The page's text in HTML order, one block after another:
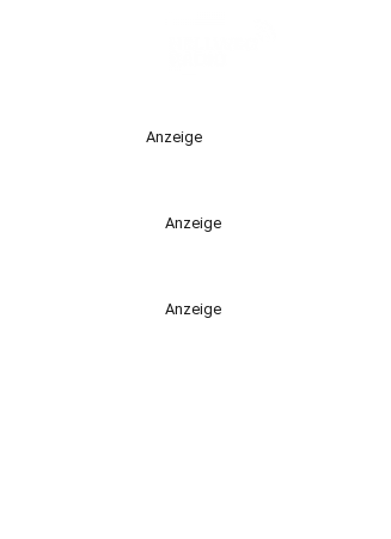
Anzeige
Anzeige
Anzeige